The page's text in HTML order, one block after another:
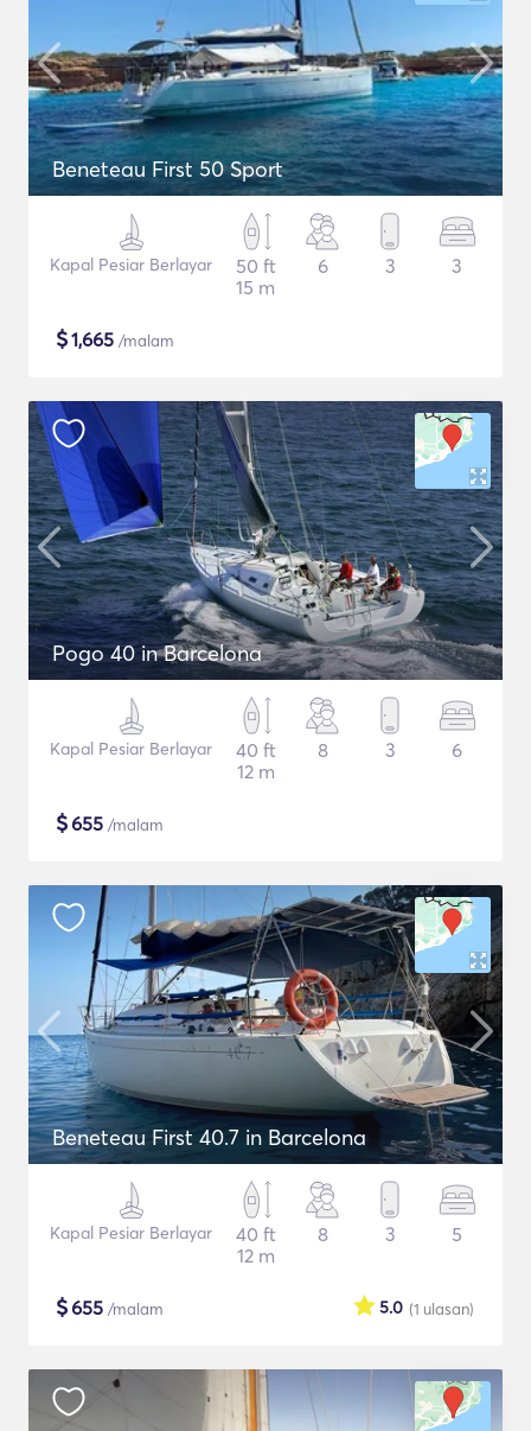
Beneteau First 50 Sport
Kapal Pesiar Berlayar
50 ft
15 m
6 3 3
$1,665 /malam
Pogo 40 in Barcelona
Kapal Pesiar Berlayar
40 ft
12 m
8 3 6
$655 /malam
Beneteau First 40.7 in Barcelona
Kapal Pesiar Berlayar
40 ft
12 m
8 3 5
$655 /malam (1 ulasan)
5.0